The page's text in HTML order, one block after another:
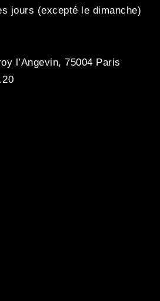
jours (excepté le dimanche)
l’Angevin, 75004 Paris